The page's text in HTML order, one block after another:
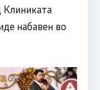
Клиниката
набавен во